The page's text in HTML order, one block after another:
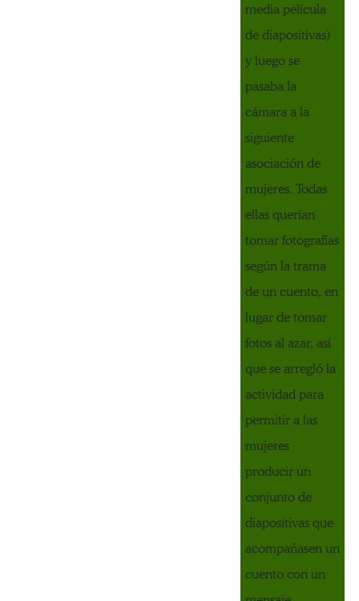
media película
de diapositivas)
y luego se
pasaba la
cámara a la
siguiente
asociación de
mujeres. Todas
ellas querían
tomar fotografías
según la trama
de un cuento, en
lugar de tomar
fotos al azar, así
que se arregló la
actividad para
permitir a las
mujeres
producir un
conjunto de
diapositivas que
acompañasen un
cuento con un